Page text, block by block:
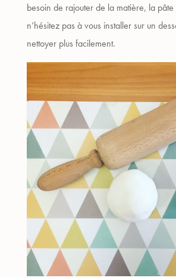
besoin de rajouter de la matière, la
n’hésitez pas à vous installer sur un
nettoyer plus facilement.